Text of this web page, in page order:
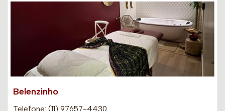
Belenzinho
Telefone: (11) 97657-4430